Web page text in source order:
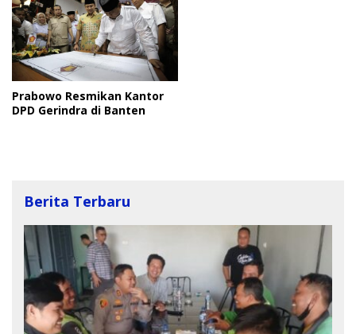
Prabowo Resmikan Kantor
DPD Gerindra di Banten
Berita Terbaru